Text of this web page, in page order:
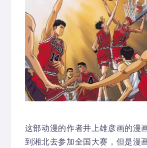
这部动漫的作者井上雄彦画的漫
到湘北去参加全国大赛，但是漫